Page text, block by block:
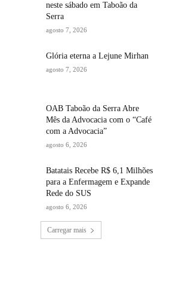
neste sábado em Taboão da
Serra
agosto 7, 2026
Glória eterna a Lejune Mirhan
agosto 7, 2026
OAB Taboão da Serra Abre
Mês da Advocacia com o “Café
com a Advocacia”
agosto 6, 2026
Batatais Recebe R$ 6,1 Milhões
para a Enfermagem e Expande
Rede do SUS
agosto 6, 2026
Carregar mais